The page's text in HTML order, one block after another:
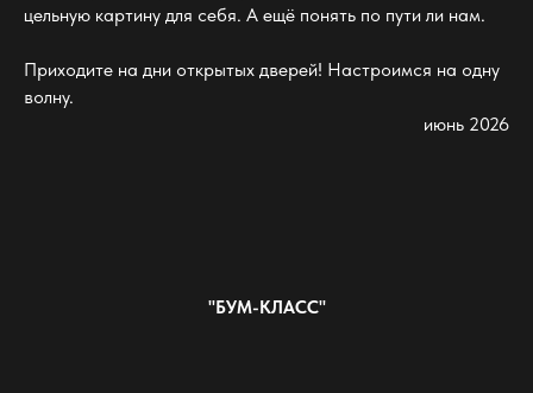
цельную картину для себя. А ещё понять по пути ли нам.
Приходите на дни открытых дверей! Настроимся на одну
волну.
июнь 2026
"БУМ-КЛАСС"